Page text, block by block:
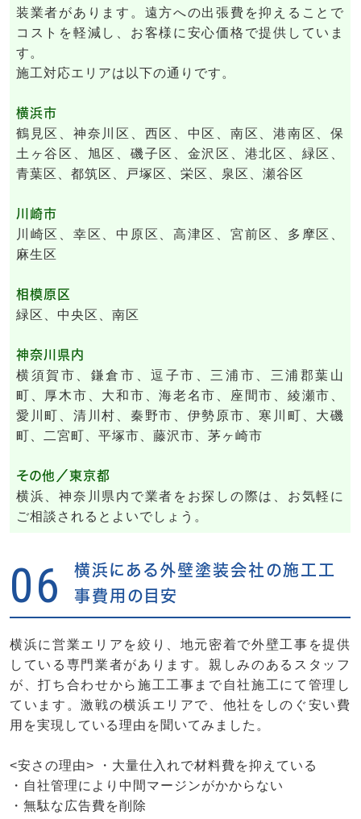
装業者があります。遠方への出張費を抑えることで
コストを軽減し、お客様に安心価格で提供していま
す。
施工対応エリアは以下の通りです。
横浜市
鶴見区、神奈川区、西区、中区、南区、港南区、保
土ヶ谷区、旭区、磯子区、金沢区、港北区、緑区、
青葉区、都筑区、戸塚区、栄区、泉区、瀬谷区
川崎市
川崎区、幸区、中原区、高津区、宮前区、多摩区、
麻生区
相模原区
緑区、中央区、南区
神奈川県内
横須賀市、鎌倉市、逗子市、三浦市、三浦郡葉山
町、厚木市、大和市、海老名市、座間市、綾瀬市、
愛川町、清川村、秦野市、伊勢原市、寒川町、大磯
町、二宮町、平塚市、藤沢市、茅ヶ崎市
その他／東京都
横浜、神奈川県内で業者をお探しの際は、お気軽に
ご相談されるとよいでしょう。
06
横浜にある外壁塗装会社の施工工
事費用の目安
横浜に営業エリアを絞り、地元密着で外壁工事を提供
している専門業者があります。親しみのあるスタッフ
が、打ち合わせから施工工事まで自社施工にて管理し
ています。激戦の横浜エリアで、他社をしのぐ安い費
用を実現している理由を聞いてみました。
<安さの理由> ・大量仕入れで材料費を抑えている
・自社管理により中間マージンがかからない
・無駄な広告費を削除